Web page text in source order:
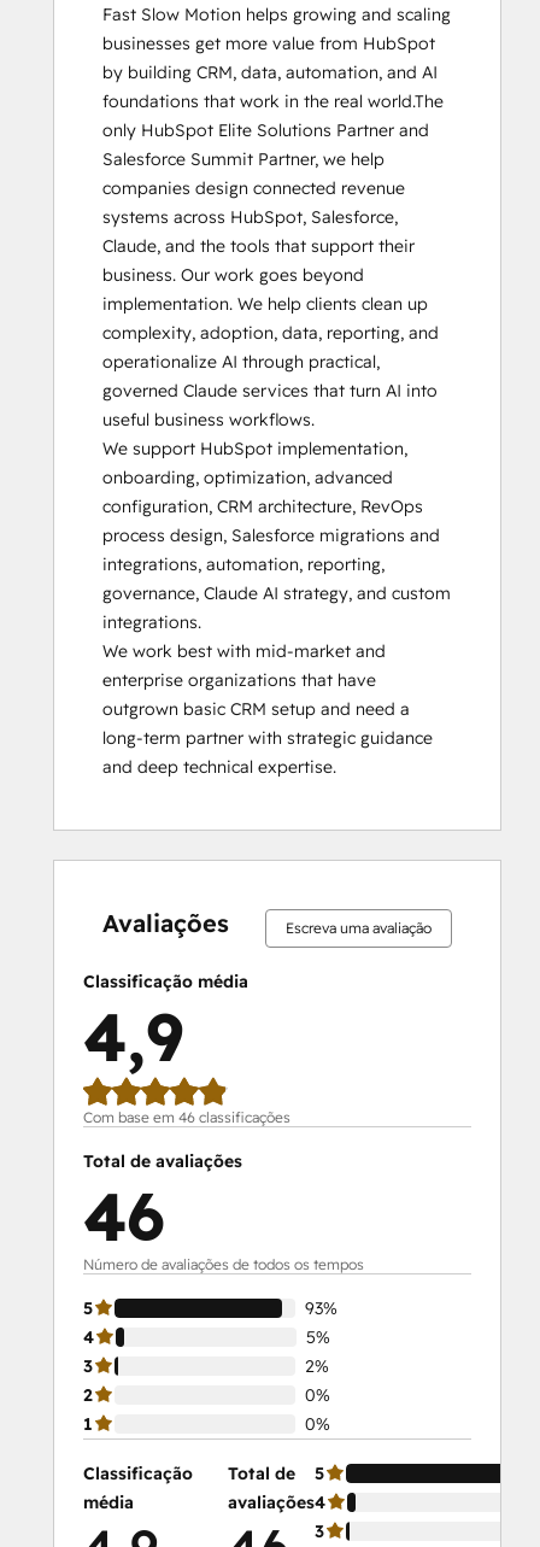
HubSpot Sales Hub Software
Certification
HubSpot Sales Software
HubSpot Solutions Partner
Inbound
Inbound Marketing
Inbound Sales
Integrating With HubSpot I: Foundations
Objectives-Based Onboarding
Platform Consulting
Revenue Operations
Sales Enablement
Salesforce Integration Certification
Service Hub Software
Solutions Architecture Foundations
Fast Slow Motion helps growing and scaling
businesses get more value from HubSpot
by building CRM, data, automation, and AI
foundations that work in the real world.The
only HubSpot Elite Solutions Partner and
Salesforce Summit Partner, we help
companies design connected revenue
systems across HubSpot, Salesforce,
Claude, and the tools that support their
business. Our work goes beyond
implementation. We help clients clean up
complexity, adoption, data, reporting, and
operationalize AI through practical,
governed Claude services that turn AI into
useful business workflows.
We support HubSpot implementation,
onboarding, optimization, advanced
configuration, CRM architecture, RevOps
process design, Salesforce migrations and
integrations, automation, reporting,
governance, Claude AI strategy, and custom
integrations.
We work best with mid-market and
enterprise organizations that have
outgrown basic CRM setup and need a
long-term partner with strategic guidance
and deep technical expertise.
Avaliações Escreva uma avaliação
Classificação média
4,9
Com base em 46 classificações
Total de avaliações
46
Número de avaliações de todos os tempos
5
93%
4
5%
3
2%
2
0%
1
0%
Classificação
média
Total de
avaliações
5
4
3